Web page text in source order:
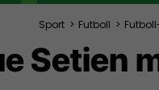
Sport > Futboll >
Setien